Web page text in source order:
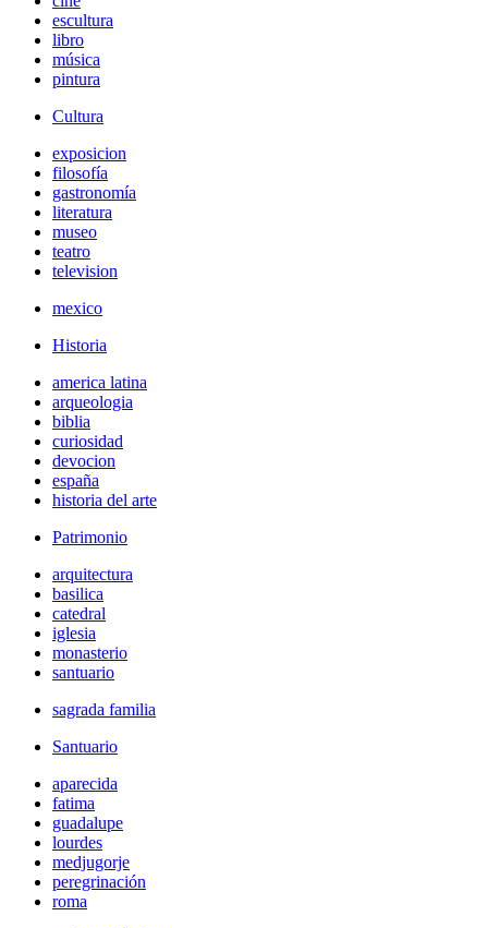
escultura
libro
música
pintura
Cultura
exposicion
filosofía
gastronomía
literatura
museo
teatro
television
mexico
Historia
america latina
arqueologia
biblia
curiosidad
devocion
españa
historia del arte
Patrimonio
arquitectura
basilica
catedral
iglesia
monasterio
santuario
sagrada familia
Santuario
aparecida
fatima
guadalupe
lourdes
medjugorje
peregrinación
roma